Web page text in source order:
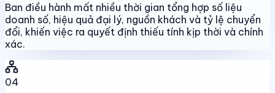
Ban điều hành mất nhiều thời gian tổng hợp số liệu
doanh số, hiệu quả đại lý, nguồn khách và tỷ lệ chuyển
đổi, khiến việc ra quyết định thiếu tính kịp thời và chính
xác.
04